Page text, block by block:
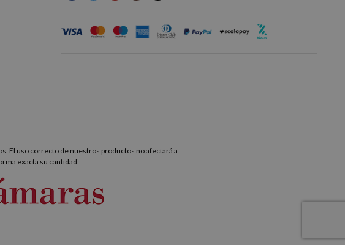
El uso correcto de nuestros productos no afectará a
exacta su cantidad.